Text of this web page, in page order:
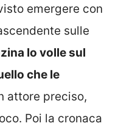
emergere con
sulle
lo volle sul
che le
attore preciso,
Poi la cronaca